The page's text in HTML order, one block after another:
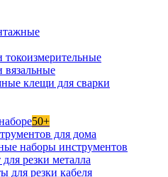
клещи для сварки
50+
для дома
наборы инструментов
резки металла
для резки кабеля